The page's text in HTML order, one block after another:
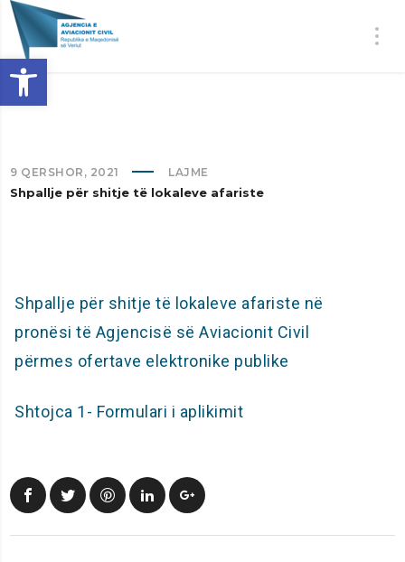
Open toolbar
9 QERSHOR, 2021 LAJME
Shpallje për shitje të lokaleve afariste
Shpallje për shitje të lokaleve afariste në
pronësi të Agjencisë së Aviacionit Civil
përmes ofertave elektronike publike
Shtojca 1- Formulari i aplikimit